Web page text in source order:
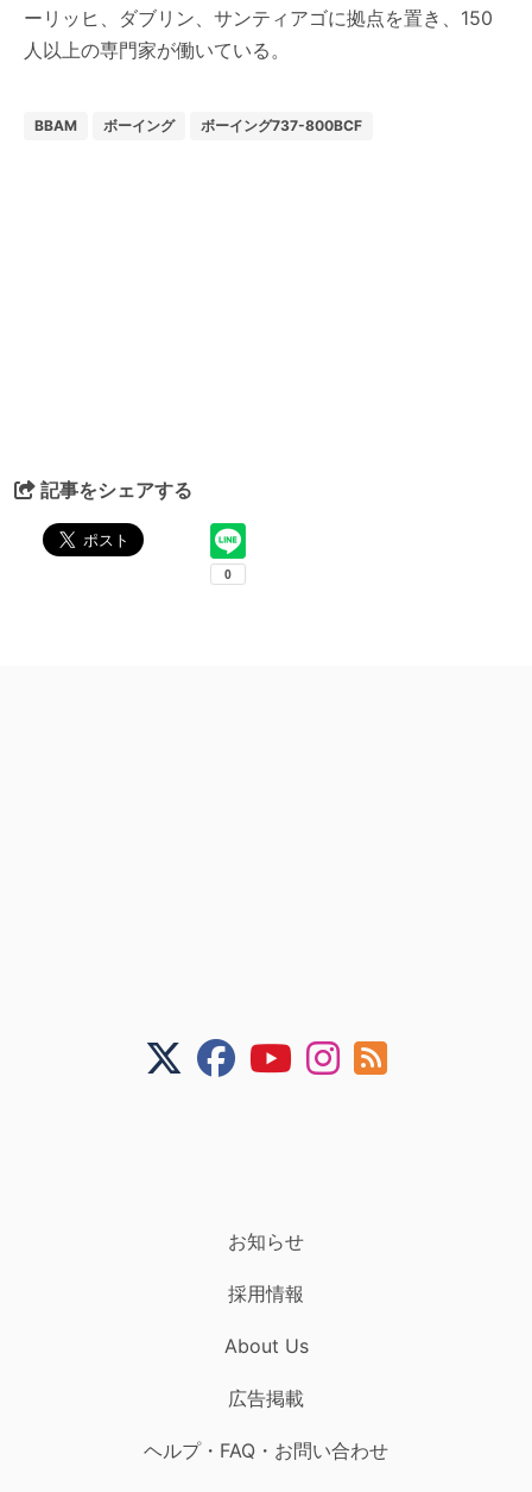
ーリッヒ、ダブリン、サンティアゴに拠点を置き、150
人以上の専門家が働いている。
BBAM ボーイング ボーイング737-800BCF
記事をシェアする
お知らせ
採用情報
About Us
広告掲載
ヘルプ・FAQ・お問い合わせ